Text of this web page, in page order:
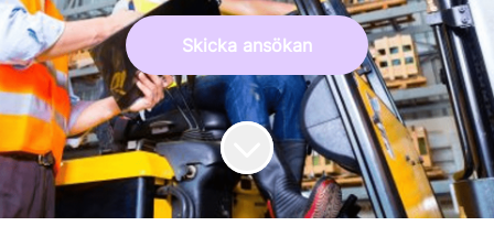
Skicka ansökan